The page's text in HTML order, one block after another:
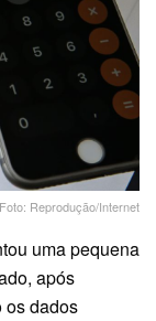
Foto: Reprodução/Internet
uma pequena
após
os dados